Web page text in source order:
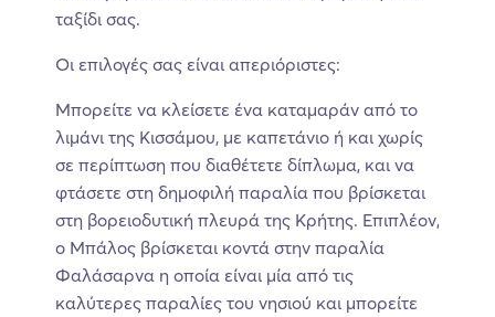
ταξίδι σας.
Οι επιλογές σας είναι απεριόριστες:
Μπορείτε να κλείσετε ένα καταμαράν από το
λιμάνι της Κισσάμου, με καπετάνιο ή και χωρίς
σε περίπτωση που διαθέτετε δίπλωμα, και να
φτάσετε στη δημοφιλή παραλία που βρίσκεται
στη βορειοδυτική πλευρά της Κρήτης. Επιπλέον,
ο Μπάλος βρίσκεται κοντά στην παραλία
Φαλάσαρνα η οποία είναι μία από τις
καλύτερες παραλίες του νησιού και μπορείτε